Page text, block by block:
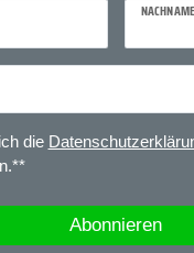
NACHNAME
die
Abonnieren